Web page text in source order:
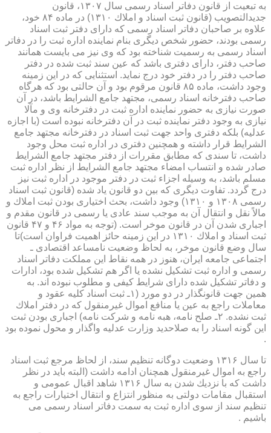
به تبعیت از قانون دفاتر اسناد رسمی سال ۱۳۰۷، قانون
جدیدالتصویب (قانون ثبت اسناد و املاك ۱۳۱۰) در ماده ۸۴ خود،
علاوه بر صاحبان دفاتر اسناد رسمی كه دارای دفتر ثبت اسناد
رسمی بودند، حضور شخص دیگری بنام نماینده اداره ثبت را در دفاتر
اسناد رسمی به رسمیت شناخته بود كه وی نیز می بایست همانند
صاحب دفتر، دارای دفتری باشد كه عین سند ثبت شده در دفتر
صاحب دفتر را در دفتر خود درج نماید. استثنایی كه در این زمینه
وجود داشت، ماده ۸۵ قانون مرقوم بود و آن حالتی بود كه هرگاه
صاحب دفترخانه اسناد رسمی، مجتهد جامع الشرایط باشد، در آن
صورت نیازی به حضور نماینده اداره ثبت در دفترخانه وی و مآلا
نیازی به وجود دفتر نماینده ثبت در آن دفترخانه نبوده است (با اجازه
عدلیه) بلكه دفتری واحد جهت ثبت اسناد در دفترخانه مجتهد جامع
الشرایط قرار داشته و همچنین دفتری در اداره ثبت محل وجود
داشت، تا سندی كه مطابق مقررات از دفتر مجتهد جامع الشرایط
صادر شده و انتساب امضاء مجتهد جامع الشرایط از نظر اداره ثبت
مسلم باشد، به وسیله اجزاء ثبت در دفتر موجود در اداره ثبت نیز
درج گردد. تفاوت دیگری كه بین دو قانون یاد شده (قانون ثبت اسناد
رسمی ۱۳۰۸ و ۱۳۱۰) وجود داشت، بحث اختیاری بودن ثبت املاك و
مالاً نقل و انتقال آن به موجب سند عادی یا رسمی در قانون مقدم و
اجباری شدن آن در قانون موخر است. (توجه به مواد ۴۶ و ۴۷ قانون
ثبت اسناد و املاك ۱۳۱۰ در این زمینه حائز اهمیت فراوان است)تا
سال وضع قانون موخر، به لحاظ وضعیت نامساعد اقتصادی ـ
اجتماعی جامعه ایران، هنوز در همه نقاط این مملكت دفاتر اسناد
رسمی و اداره ثبت تشكیل نشده یا اگر هم تشكیل شده بود، ادارات
و دفاتر تشكیل شده دارای شرایط كیفی و مطلوب نبوده اند. به
همین جهت قانونگذار در دو مورد (۱ـ ثبت اسناد كلیه عقود و
معاملات راجع به عین یا منافع اموال غیرمنقول كه در دفتر املاك
ثبت نشده. ۲ـ صلح نامه، هبه نامه و شركت نامه) اجباری بودن ثبت
این گونه اسناد را به صلاحدید وزارت عدلیه واگذار و محول نموده بود
.
تا سال ۱۳۱۶ وضعیت دوگانه تنظیم سند، از لحاظ مرجع ثبت اسناد
راجع به اموال غیرمنقول همچنان ادامه داشت (البته باید در نظر
داشت كه با نزدیك شدن به سال ۱۳۱۶ شاهد اقبال عمومی و
استقبال مقامات دولتی به منظور انتزاع و انتقال اختیارات راجع به
تنظیم سند از سوی اداره ثبت به سمت دفاتر اسناد رسمی می
باشیم .